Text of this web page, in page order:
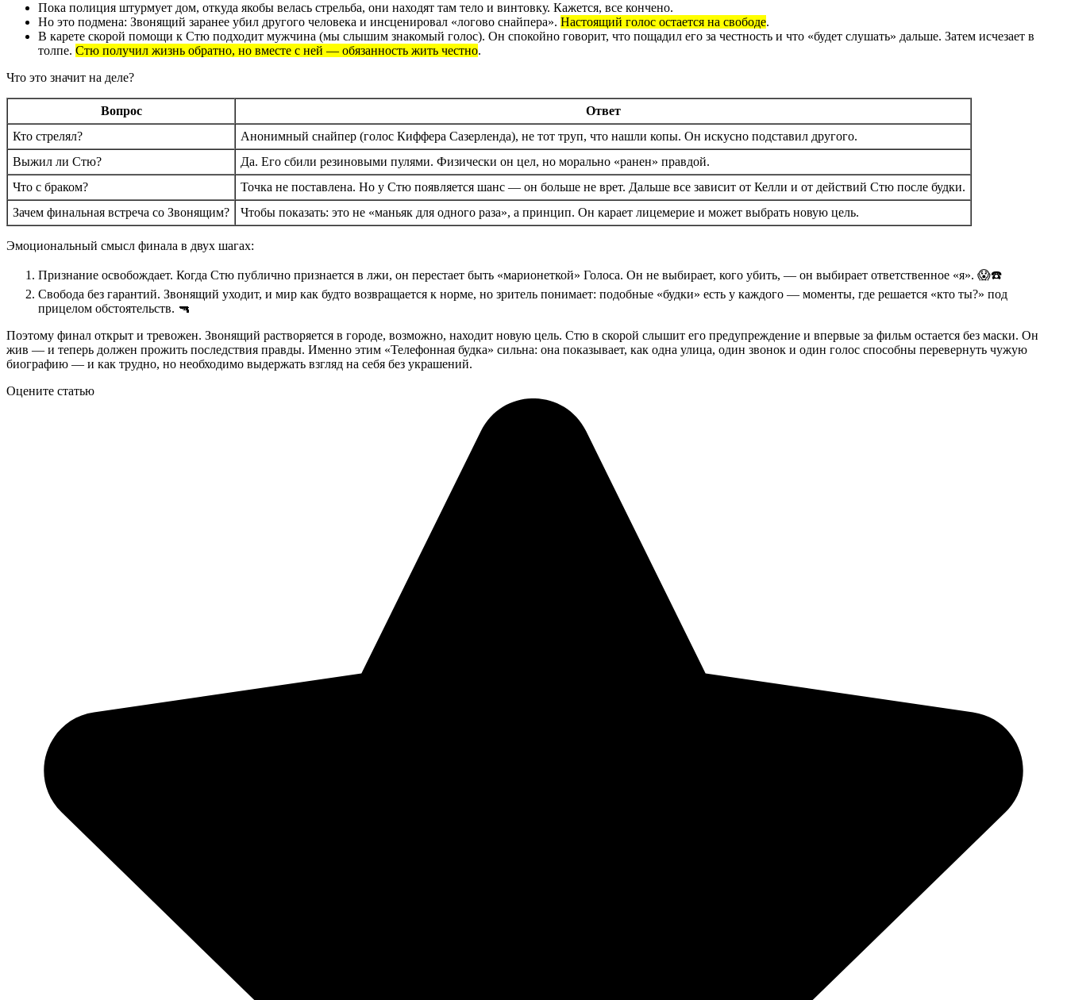
Пока полиция штурмует дом, откуда якобы велась стрельба, они находят там тело и винтовку. Кажется, все кончено.
Но это подмена: Звонящий заранее убил другого человека и инсценировал «логово снайпера». Настоящий голос остается на свободе.
В карете скорой помощи к Стю подходит мужчина (мы слышим знакомый голос). Он спокойно говорит, что пощадил его за честность и что «будет слушать» дальше. Затем исчезает в
толпе. Стю получил жизнь обратно, но вместе с ней — обязанность жить честно.
Что это значит на деле?
Вопрос
Ответ
Кто стрелял?
Анонимный снайпер (голос Киффера Сазерленда), не тот труп, что нашли копы. Он искусно подставил другого.
Выжил ли Стю?
Да. Его сбили резиновыми пулями. Физически он цел, но морально «ранен» правдой.
Что с браком?
Точка не поставлена. Но у Стю появляется шанс — он больше не врет. Дальше все зависит от Келли и от действий Стю после будки.
Зачем финальная встреча со Звонящим?
Чтобы показать: это не «маньяк для одного раза», а принцип. Он карает лицемерие и может выбрать новую цель.
Эмоциональный смысл финала в двух шагах:
Признание освобождает. Когда Стю публично признается в лжи, он перестает быть «марионеткой» Голоса. Он не выбирает, кого убить, — он выбирает ответственное «я». 😱☎️
Свобода без гарантий. Звонящий уходит, и мир как будто возвращается к норме, но зритель понимает: подобные «будки» есть у каждого — моменты, где решается «кто ты?» под
прицелом обстоятельств. 🔫
Поэтому финал открыт и тревожен. Звонящий растворяется в городе, возможно, находит новую цель. Стю в скорой слышит его предупреждение и впервые за фильм остается без маски. Он
жив — и теперь должен прожить последствия правды. Именно этим «Телефонная будка» сильна: она показывает, как одна улица, один звонок и один голос способны перевернуть чужую
биографию — и как трудно, но необходимо выдержать взгляд на себя без украшений.
Оцените статью